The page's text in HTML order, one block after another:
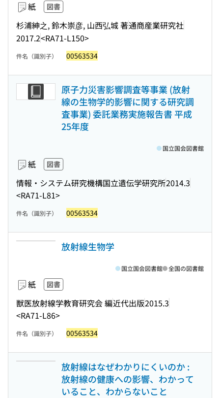
紙 図書
杉浦紳之, 鈴木崇彦, 山西弘城 著通商産業研究社
2017.2<RA71-L150>
件名（識別子） 00563534
原子力災害影響調査等事業 (放射
線の生物学的影響に関する研究調
査事業) 委託業務実施報告書 平成
25年度
紙 図書
情報・システム研究機構国立遺伝学研究所2014.3
<RA71-L81>
国立国会図書館
件名（識別子） 00563534
放射線生物学
紙 図書
獣医放射線学教育研究会 編近代出版2015.3
<RA71-L86>
国立国会図書館 全国の図書館
件名（識別子） 00563534
放射線はなぜわかりにくいのか :
放射線の健康への影響、わかって
いること、わからないこと